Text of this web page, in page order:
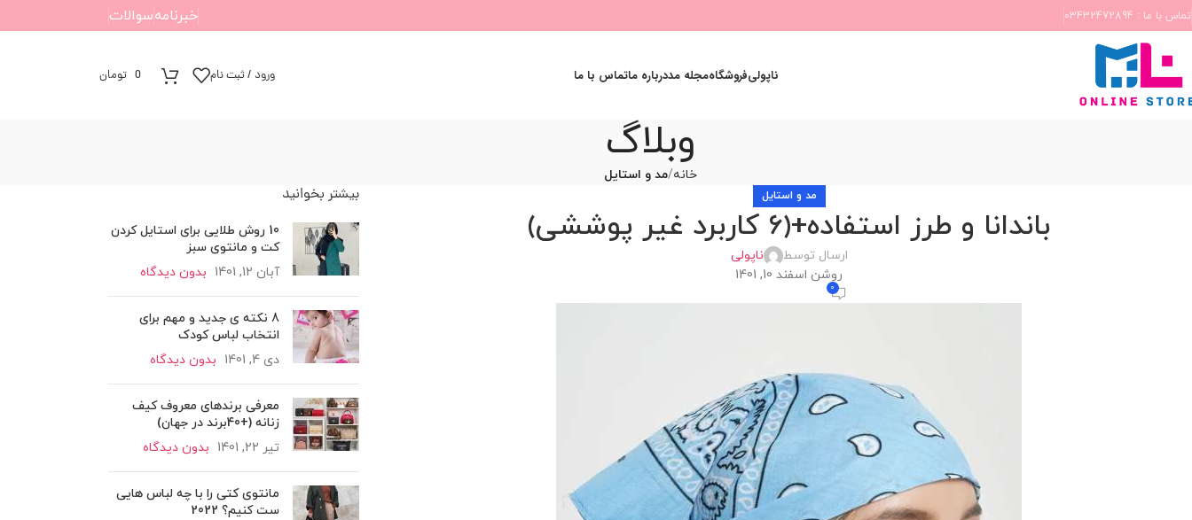
تماس با ما : 03432472894 خبرنامهسوالات
ناپولیفروشگاهمجله مددرباره ماتماس با ما ورود / ثبت نام 0 تومان
وبلاگ
خانه مد و استایل
مد و استایل
باندانا و طرز استفاده+(6 کاربرد غیر پوششی)
ارسال توسط
ناپولی
روشن اسفند 10, 1401
0
بیشتر بخوانید
10 روش طلایی برای استایل کردن
کت و مانتوی سبز
آبان 12, 1401
بدون دیدگاه
8 نکته ی جدید و مهم برای
انتخاب لباس کودک
دی 4, 1401
بدون دیدگاه
معرفی برندهای معروف کیف
زنانه (+40برند در جهان)
تیر 22, 1401
بدون دیدگاه
مانتوی کتی را با چه لباس هایی
ست کنیم؟ 2022